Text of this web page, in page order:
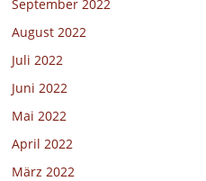
September 2022
August 2022
Juli 2022
Juni 2022
Mai 2022
April 2022
März 2022